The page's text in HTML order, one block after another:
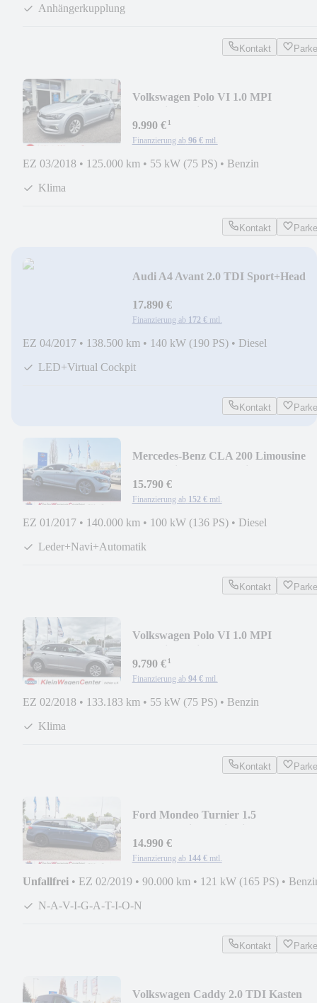
Anhängerkupplung
Kontakt
Volkswagen Polo VI 1.0 MPI
9.990 €¹
Finanzierung ab 96 € mtl.
EZ 03/2018 • 125.000 km • 55 kW (75 PS) • Benzin
Klima
Kontakt
Audi A4 Avant 2.0 TDI Sport+Head
17.890 €
Finanzierung ab 172 € mtl.
EZ 04/2017 • 138.500 km • 140 kW (190 PS) • Diesel
LED+Virtual Cockpit
Kontakt
Mercedes-Benz CLA 200 Limousine
15.790 €
Finanzierung ab 152 € mtl.
EZ 01/2017 • 140.000 km • 100 kW (136 PS) • Diesel
Leder+Navi+Automatik
Kontakt
Volkswagen Polo VI 1.0 MPI
9.790 €¹
Finanzierung ab 94 € mtl.
EZ 02/2018 • 133.183 km • 55 kW (75 PS) • Benzin
Klima
Kontakt
Ford Mondeo Turnier 1.5
14.990 €
Finanzierung ab 144 € mtl.
Unfallfrei • EZ 02/2019 • 90.000 km • 121 kW (165 PS) •
N-A-V-I-G-A-T-I-O-N
Kontakt
Volkswagen Caddy 2.0 TDI Kasten